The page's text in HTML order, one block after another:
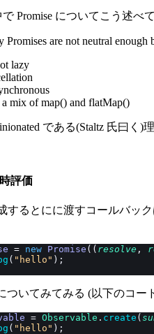
Promise についてこう述べ
Promises are not neutral enough
lazy
a mix of map() and flatMap()
である(Staltz 氏曰
評価
するとにに渡すコールバッ
= new Promise (( resolve ,
( "hello" );
ついてみてみる (以下のコー
= Observable . create (
( "hello" );